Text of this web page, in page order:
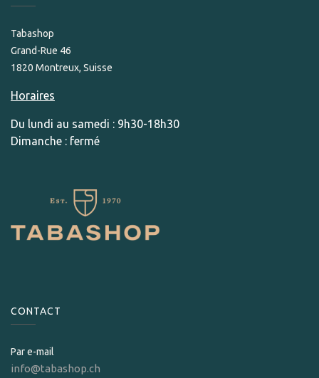
Tabashop
Grand-Rue 46
1820 Montreux, Suisse
Horaires
Du lundi au samedi : 9h30-18h30
Dimanche : fermé
CONTACT
Par e-mail
info@tabashop.ch